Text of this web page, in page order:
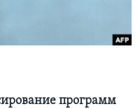
программ